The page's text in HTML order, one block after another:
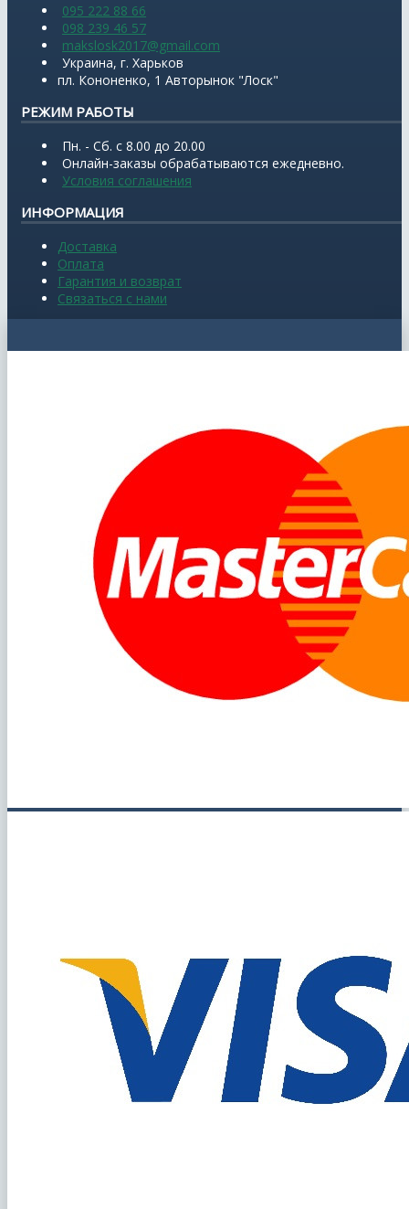
095 222 88 66
098 239 46 57
makslosk2017@gmail.com
Украина, г. Харьков
пл. Кононенко, 1 Авторынок "Лоск"
РЕЖИМ РАБОТЫ
Пн. - Сб. с 8.00 до 20.00
Онлайн-заказы обрабатываются ежедневно.
Условия соглашения
ИНФОРМАЦИЯ
Доставка
Оплата
Гарантия и возврат
Связаться с нами